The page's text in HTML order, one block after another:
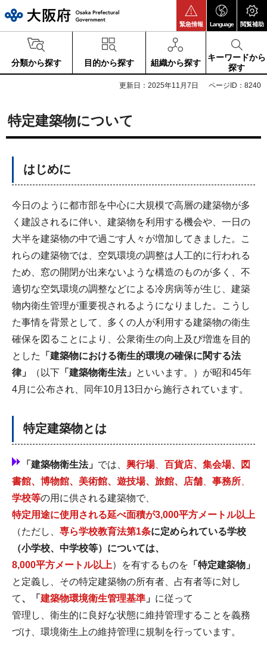
緊急情報 Language 閲覧補助
分類から探す 目的から探す 組織から探す
キーワードから
探す
更新日：2025年11月7日 ページID：8240
特定建築物について
はじめに
今日のように都市部を中心に大規模で高層の建築物が多
く建設されるに伴い、建築物を利用する機会や、一日の
大半を建築物の中で過ごす人々が増加してきました。こ
れらの建築物では、空気環境の調整は人工的に行われる
ため、窓の開閉が出来ないような構造のものが多く、不
適切な空気環境の調整などによる冷房病等が生じ、建築
物内衛生管理が重要視されるようになりました。こうし
た事情を背景として、多くの人が利用する建築物の衛生
確保を図ることにより、公衆衛生の向上及び増進を目的
とした
「建築物における衛生的環境の確保に関する法
律」
（以下 「建築物衛生法」 といいます。）が昭和45年
4月に公布され、同年10月13日から施行されています。
特定建築物とは
「建築物衛生法」 では、 興行場、 百貨店、集会場、図
書館、博物館、美術館、遊技場、旅館、店舗
事務所
学校等の用に供される建築物で、
特定用途に使用される延べ面積が3,000平方メートル以上
（ただし、 専ら学校教育法第1条に定められている学校
（小学校、中学校等）については、
8,000平方メートル以上）を有するものを 「特定建築物」
と定義し、その特定建築物の所有者、占有者等に対し
て、「 建築物環境衛生管理基準 」 に従って
管理し、衛生的に良好な状態に維持管理することを義務
づけ、環境衛生上の維持管理に規制を行っています。